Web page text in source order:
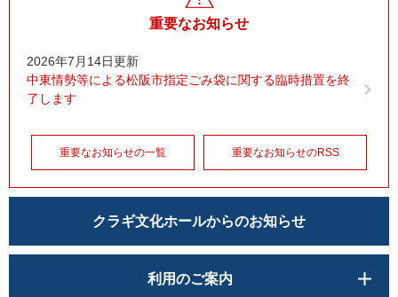
重要なお知らせ
2026年7月14日更新
中東情勢等による松阪市指定ごみ袋に関する臨時措置を終
了します
重要なお知らせの一覧 重要なお知らせのRSS
クラギ文化ホールからのお知らせ
利用のご案内